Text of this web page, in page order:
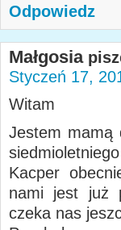
Odpowiedz
Małgosia
Styczeń 17,
Witam
Jestem mamą
Kacper
nami jest już
czeka nas